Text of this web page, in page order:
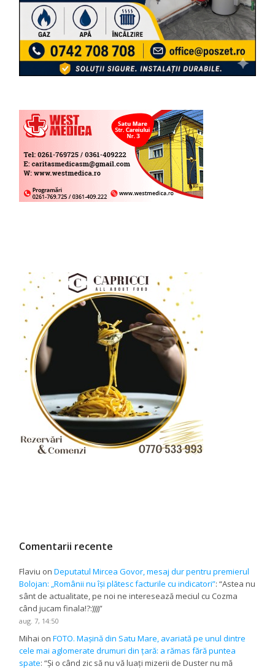
Comentarii recente
Flaviu onDeputatul Mircea Govor, mesaj dur pentru premierul
Bolojan: „Românii nu își plătesc facturile cu indicatori”: “Astea nu
sânt de actualitate, pe noi ne interesează meciul cu Cozma
când jucam finala!?:))))”
aug. 7, 14:50
Mihai onFOTO. Mașină din Satu Mare, avariată pe unul dintre
cele mai aglomerate drumuri din țară: a rămas fără puntea
spate: “Și o când zic să nu vă luați mizerii de Duster nu mă